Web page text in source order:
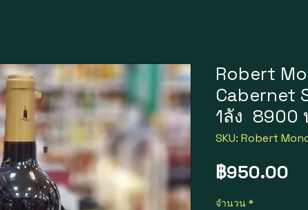
Robert
Cabernet
1ลัง 8900
SKU: Robert
฿950.00
จำนวน *